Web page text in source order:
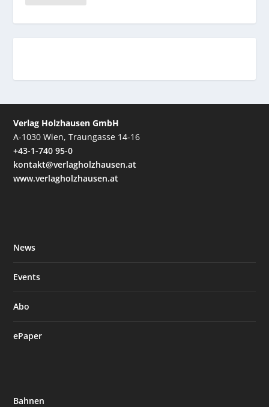
Verlag Holzhausen GmbH
A-1030 Wien, Traungasse 14-16
+43-1-740 95-0
kontakt@verlagholzhausen.at
www.verlagholzhausen.at
News
Events
Abo
ePaper
Bahnen